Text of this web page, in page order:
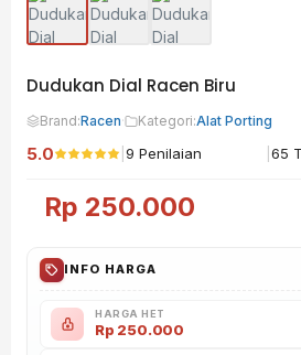
Dudukan Dial Racen Biru
Brand:Racen· Kategori:Alat Porting
5.0 9 Penilaian 65
Rp 250.000
INFO HARGA
HARGA HET
Rp 250.000